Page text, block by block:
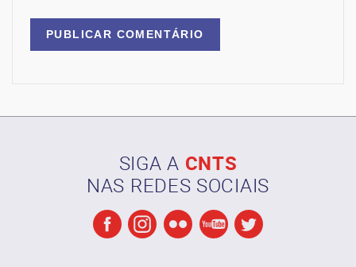
SIGA A CNTS
NAS REDES SOCIAIS